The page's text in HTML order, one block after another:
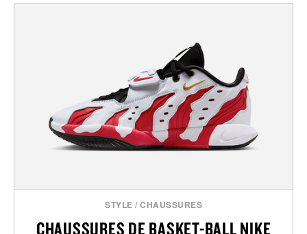
STYLE /CHAUSSURES
CHAUSSURES DE BASKET-BALL NIKE